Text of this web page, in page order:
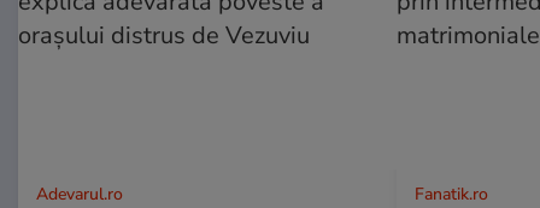
Adevarul.ro Fanatik.ro